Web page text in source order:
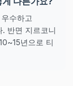
수하고
반면 지르코니
년으로 티